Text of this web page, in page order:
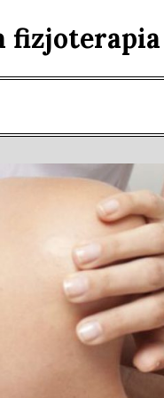
fizjoterapia